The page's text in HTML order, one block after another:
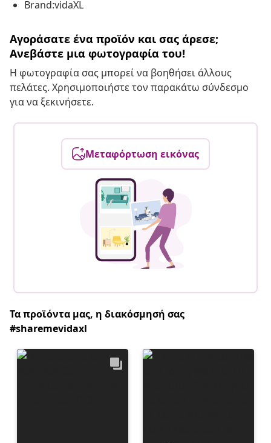
Brand:vidaXL
Αγοράσατε ένα προϊόν και σας άρεσε;
Ανεβάστε μια φωτογραφία του!
Η φωτογραφία σας μπορεί να βοηθήσει άλλους
πελάτες. Χρησιμοποιήστε τον παρακάτω σύνδεσμο
για να ξεκινήσετε.
Μεταφόρτωση εικόνας
Τα προϊόντα μας, η διακόσμησή σας
#sharemevidaxl